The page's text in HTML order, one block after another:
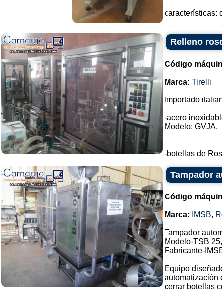
características:
Relleno
Código
Marca: Tirelli
Importado
-acero
Modelo: GVJA.
-botellas de
Tampador
Código
Marca: IMSB,
Tampador
Modelo-TSB
Fabricante-
Equipo
automatización
cerrar botellas